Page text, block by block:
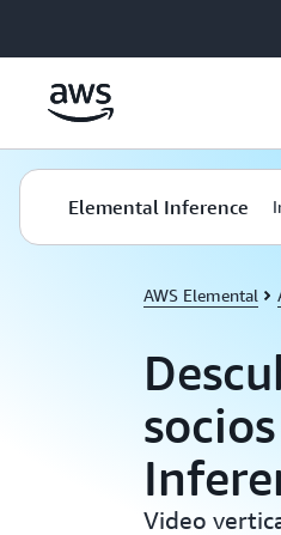
Elemental Inference
AWS Elemental
Video